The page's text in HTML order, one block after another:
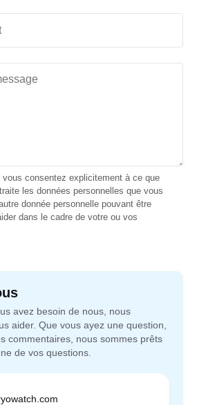
consentez explicitement à ce que
les données personnelles que vous
donnée personnelle pouvant être
dans le cadre de votre ou vos
avez besoin de nous, nous
aider. Que vous ayez une question,
commentaires, nous sommes prêts
de vos questions.